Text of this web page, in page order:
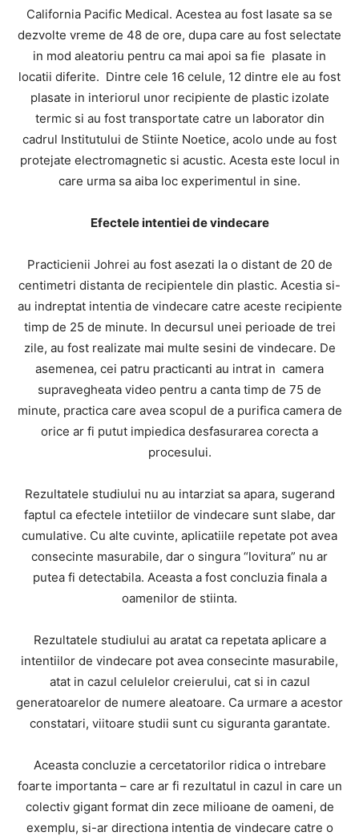
California Pacific Medical. Acestea au fost lasate sa se
dezvolte vreme de 48 de ore, dupa care au fost selectate
in mod aleatoriu pentru ca mai apoi sa fie plasate in
locatii diferite. Dintre cele 16 celule, 12 dintre ele au fost
plasate in interiorul unor recipiente de plastic izolate
termic si au fost transportate catre un laborator din
cadrul Institutului de Stiinte Noetice, acolo unde au fost
protejate electromagnetic si acustic. Acesta este locul in
care urma sa aiba loc experimentul in sine.
Efectele intentiei de vindecare
Practicienii Johrei au fost asezati la o distant de 20 de
centimetri distanta de recipientele din plastic. Acestia si-
au indreptat intentia de vindecare catre aceste recipiente
timp de 25 de minute. In decursul unei perioade de trei
zile, au fost realizate mai multe sesini de vindecare. De
asemenea, cei patru practicanti au intrat in camera
supravegheata video pentru a canta timp de 75 de
minute, practica care avea scopul de a purifica camera de
orice ar fi putut impiedica desfasurarea corecta a
procesului.
Rezultatele studiului nu au intarziat sa apara, sugerand
faptul ca efectele intetiilor de vindecare sunt slabe, dar
cumulative. Cu alte cuvinte, aplicatiile repetate pot avea
consecinte masurabile, dar o singura “lovitura” nu ar
putea fi detectabila. Aceasta a fost concluzia finala a
oamenilor de stiinta.
Rezultatele studiului au aratat ca repetata aplicare a
intentiilor de vindecare pot avea consecinte masurabile,
atat in cazul celulelor creierului, cat si in cazul
generatoarelor de numere aleatoare. Ca urmare a acestor
constatari, viitoare studii sunt cu siguranta garantate.
Aceasta concluzie a cercetatorilor ridica o intrebare
foarte importanta – care ar fi rezultatul in cazul in care un
colectiv gigant format din zece milioane de oameni, de
exemplu, si-ar directiona intentia de vindecare catre o